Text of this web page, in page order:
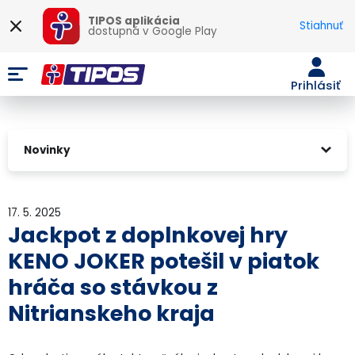
TIPOS aplikácia
dostupná vGoogle Play Stiahnuť
Prihlásiť
Novinky
17. 5. 2025
Jackpot z doplnkovej hry
KENO JOKER potešil v piatok
hráča so stávkou z
Nitrianskeho kraja